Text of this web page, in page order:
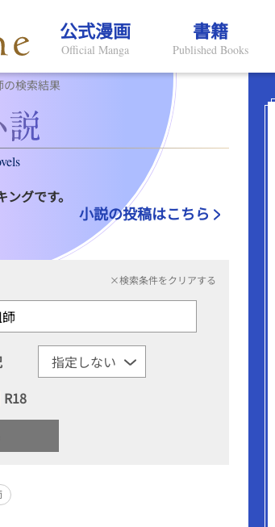
公式漫画
Official Manga
書籍
Published Books
検索結果
グです。
小説の投稿はこちら
×検索条件をクリアする
R18